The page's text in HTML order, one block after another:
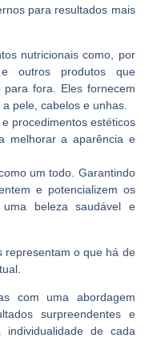
para resultados mais
nutricionais como, por
outros produtos que
fora. Eles fornecem
pele, cabelos e unhas.
procedimentos estéticos
melhorar a aparência e
um todo. Garantindo
e potencializem os
uma beleza saudável e
representam o que há de
com uma abordagem
surpreendentes e
individualidade de cada